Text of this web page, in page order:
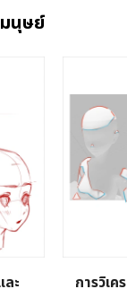
นุษย์
ะ การวิเค